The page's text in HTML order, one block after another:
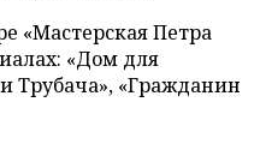
«Мастерская Петра
«Дом для
Трубача», «Гражданин